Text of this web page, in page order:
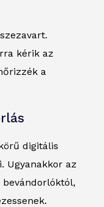
kérik az
a
digitális
Ugyanakkor az
bevándorlóktól,